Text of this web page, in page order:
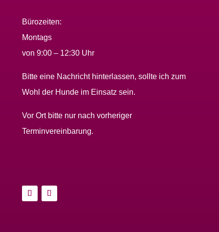
Bürozeiten:
Montags
von 9:00 – 12:30 Uhr
Bitte eine Nachricht hinterlassen, sollte ich zum
Wohl der Hunde im Einsatz sein.
Vor Ort bitte nur nach vorheriger
Terminvereinbarung.